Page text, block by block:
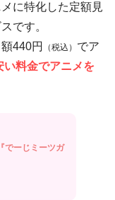
に特化した定額見
です。
440円
（税込） でア
い料金でアニメを
でーじミーツガ